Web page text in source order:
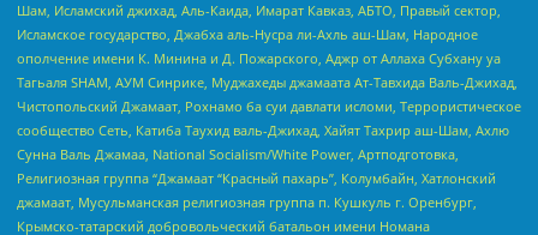
Шам, Исламский джихад, Аль-Каида, Имарат Кавказ, АБТО, Правый сектор,
Исламское государство, Джабха аль-Нусра ли-Ахль аш-Шам, Народное
ополчение имени К. Минина и Д. Пожарского, Аджр от Аллаха Субхану уа
Тагьаля SHAM, АУМ Синрике, Муджахеды джамаата Ат-Тавхида Валь-Джихад,
Чистопольский Джамаат, Рохнамо ба суи давлати исломи, Террористическое
сообщество Сеть, Катиба Таухид валь-Джихад, Хайят Тахрир аш-Шам, Ахлю
Сунна Валь Джамаа, National Socialism/White Power, Артподготовка,
Религиозная группа “Джамаат “Красный пахарь”, Колумбайн, Хатлонский
джамаат, Мусульманская религиозная группа п. Кушкуль г. Оренбург,
Крымско-татарский добровольческий батальон имени Номана